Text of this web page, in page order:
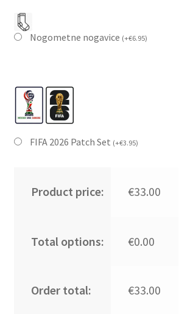
Nogometne nogavice (+€6.95)
FIFA 2026 Patch Set (+€3.95)
Product price: €33.00
Total options: €0.00
Order total: €33.00